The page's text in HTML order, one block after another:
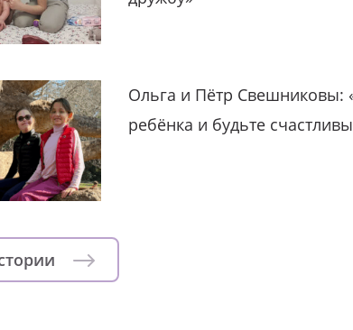
Ольга и Пётр Свешниковы:
ребёнка и будьте